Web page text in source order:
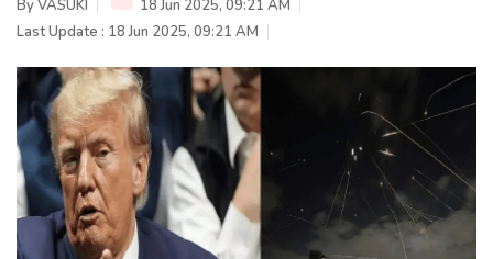
ByVASUKI
18 Jun 2025, 09:21 AM
Last Update : 18 Jun 2025, 09:21 AM